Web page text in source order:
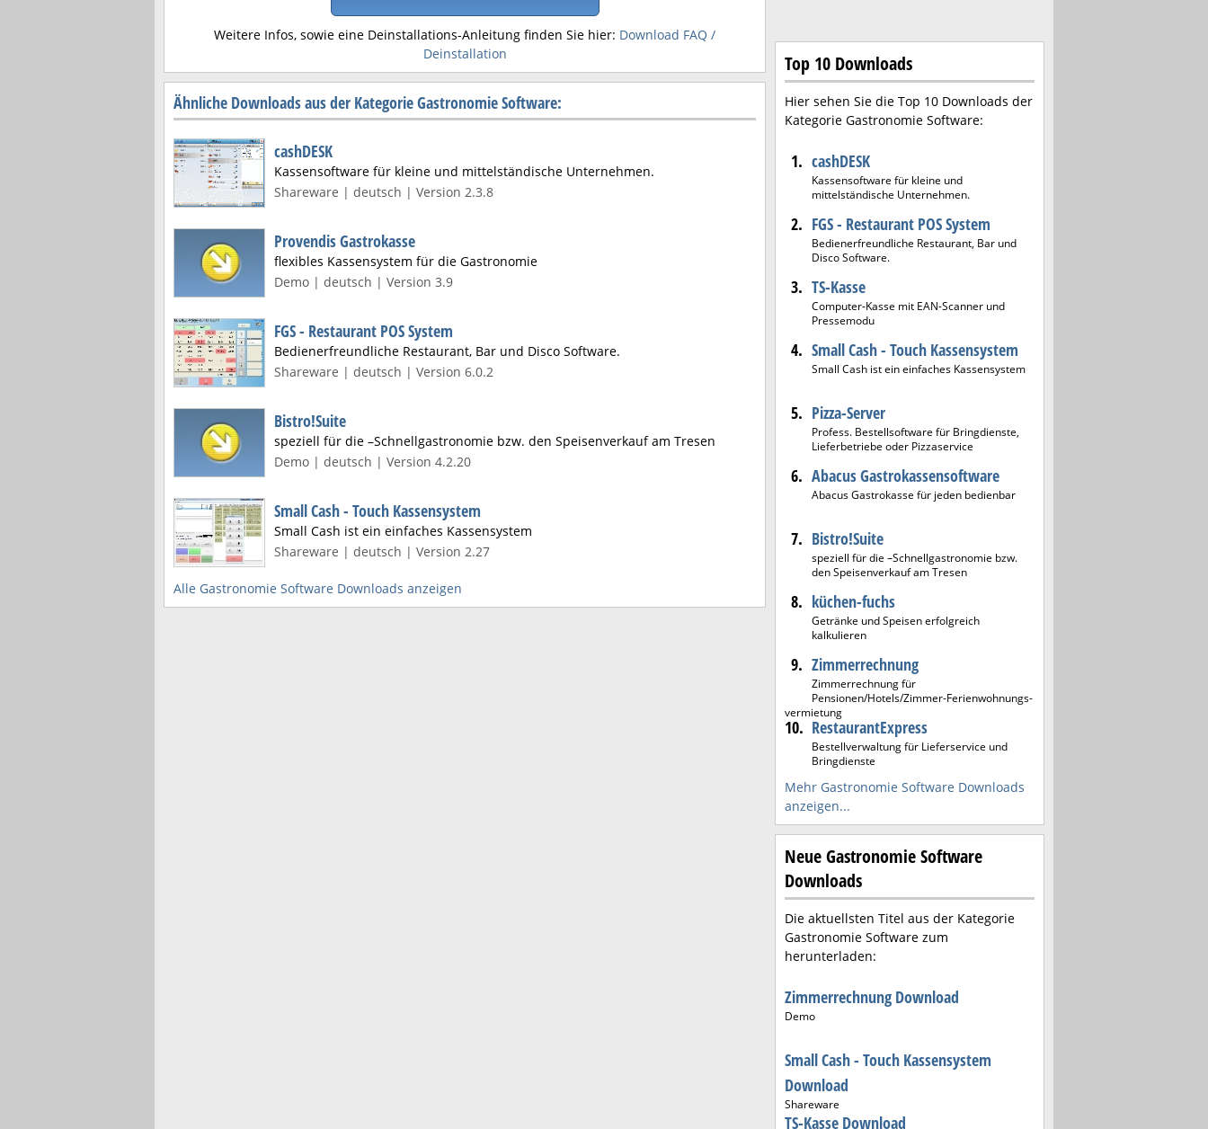
Weitere Infos, sowie eine Deinstallations-Anleitung finden Sie hier: Download FAQ /
Deinstallation
Ähnliche Downloads aus der Kategorie Gastronomie Software:
cashDESK
Kassensoftware für kleine und mittelständische Unternehmen.
Shareware | deutsch | Version 2.3.8
Provendis Gastrokasse
flexibles Kassensystem für die Gastronomie
Demo | deutsch | Version 3.9
FGS - Restaurant POS System
Bedienerfreundliche Restaurant, Bar und Disco Software.
Shareware | deutsch | Version 6.0.2
Bistro!Suite
speziell für die –Schnellgastronomie bzw. den Speisenverkauf am Tresen
Demo | deutsch | Version 4.2.20
Small Cash - Touch Kassensystem
Small Cash ist ein einfaches Kassensystem
Shareware | deutsch | Version 2.27
Alle Gastronomie Software Downloads anzeigen
Top 10 Downloads
Hier sehen Sie die Top 10 Downloads der
Kategorie Gastronomie Software:
1. cashDESK
Kassensoftware für kleine und
mittelständische Unternehmen.
2. FGS - Restaurant POS System
Bedienerfreundliche Restaurant, Bar und
Disco Software.
3. TS-Kasse
Computer-Kasse mit EAN-Scanner und
Pressemodu
4. Small Cash - Touch Kassensystem
Small Cash ist ein einfaches Kassensystem
5. Pizza-Server
Profess. Bestellsoftware für Bringdienste,
Lieferbetriebe oder Pizzaservice
6. Abacus Gastrokassensoftware
Abacus Gastrokasse für jeden bedienbar
7. Bistro!Suite
speziell für die –Schnellgastronomie bzw.
den Speisenverkauf am Tresen
8. küchen-fuchs
Getränke und Speisen erfolgreich
kalkulieren
9. Zimmerrechnung
Zimmerrechnung für
Pensionen/Hotels/Zimmer-Ferienwohnungs-
vermietung
10. RestaurantExpress
Bestellverwaltung für Lieferservice und
Bringdienste
Mehr Gastronomie Software Downloads
anzeigen...
Neue Gastronomie Software
Downloads
Die aktuellsten Titel aus der Kategorie
Gastronomie Software zum
herunterladen:
Zimmerrechnung Download
Demo
Small Cash - Touch Kassensystem
Download
Shareware
TS-Kasse Download